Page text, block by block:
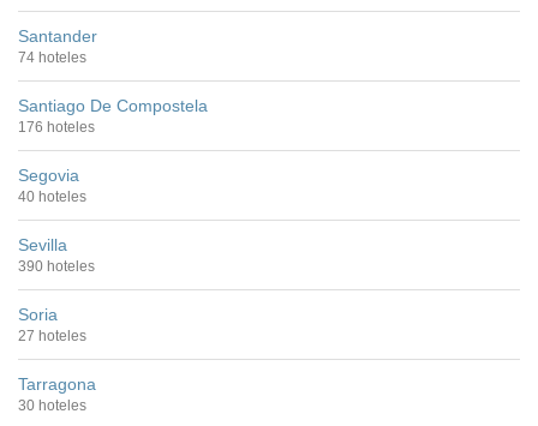
Santander
74 hoteles
Santiago De Compostela
176 hoteles
Segovia
40 hoteles
Sevilla
390 hoteles
Soria
27 hoteles
Tarragona
30 hoteles